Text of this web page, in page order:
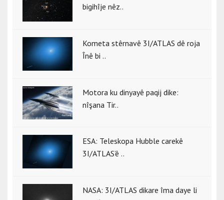
bigihîje nêz..
Kometa stêrnavê 3I/ATLAS dê roja
Înê bi ..
Motora ku dinyayê paqij dike:
nîşana Tir..
ESA: Teleskopa Hubble carekê
3I/ATLAS’ê ..
NASA: 3I/ATLAS dikare îma daye li